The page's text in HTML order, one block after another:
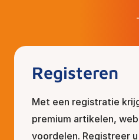
Registeren
Met een registratie
premium artikelen,
voordelen. Registreer